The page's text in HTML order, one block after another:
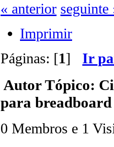
« anterior seguinte
Imprimir
Páginas: [1] Ir
AutorTópico:
para
0 Membros e 1